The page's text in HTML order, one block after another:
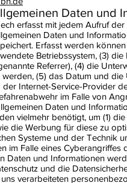
Daten und
erfasst mit jedem Aufruf
Daten und
Erfasst werden
Betriebssystem, (3)
Referrer), (4) die
(5) das Datum und
der Internet-Service-Provider
im Falle von
Daten und
vielmehr benötigt, um (1)
die Werbung für diese zu
Systeme und der Technik
im Falle eines
Daten und Informationen
und die
verarbeiteten